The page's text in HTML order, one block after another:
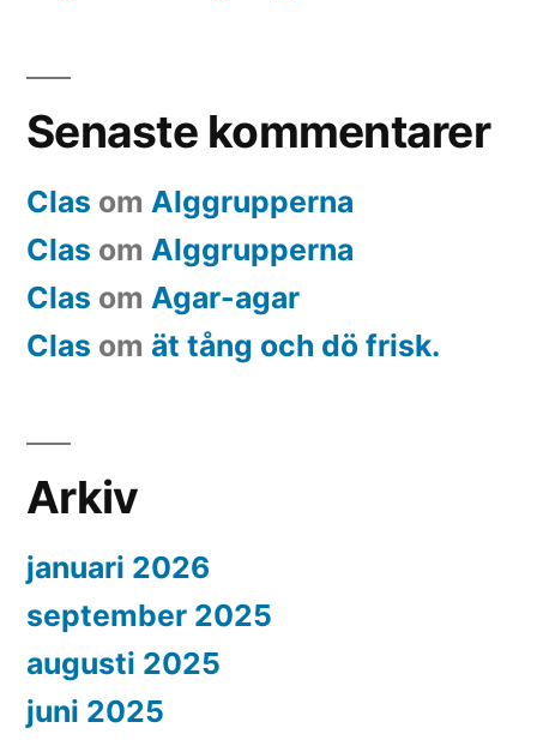
Senaste kommentarer
Clas om Alggrupperna
Clas om Alggrupperna
Clas om Agar-agar
Clas om ät tång och dö frisk.
Arkiv
januari 2026
september 2025
augusti 2025
juni 2025